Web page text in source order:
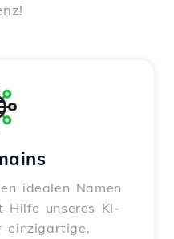
idealen Namen
Hilfe unseres KI-
einzigartige,